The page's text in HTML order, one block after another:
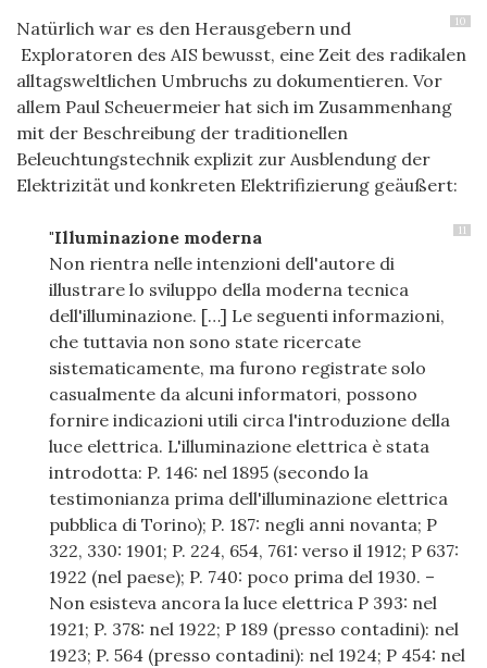
10
Natürlich war es den Herausgebern und
Exploratoren des AIS bewusst, eine Zeit des radikalen
alltagsweltlichen Umbruchs zu dokumentieren. Vor
allem Paul Scheuermeier hat sich im Zusammenhang
mit der Beschreibung der traditionellen
Beleuchtungstechnik explizit zur Ausblendung der
Elektrizität und konkreten Elektrifizierung geäußert:
11
"Illuminazione moderna
Non rientra nelle intenzioni dell'autore di
illustrare lo sviluppo della moderna tecnica
dell'illuminazione. […] Le seguenti informazioni,
che tuttavia non sono state ricercate
sistematicamente, ma furono registrate solo
casualmente da alcuni informatori, possono
fornire indicazioni utili circa l'introduzione della
luce elettrica. L'illuminazione elettrica è stata
introdotta: P. 146: nel 1895 (secondo la
testimonianza prima dell'illuminazione elettrica
pubblica di Torino); P. 187: negli anni novanta; P
322, 330: 1901; P. 224, 654, 761: verso il 1912; P 637:
1922 (nel paese); P. 740: poco prima del 1930. –
Non esisteva ancora la luce elettrica P 393: nel
1921; P. 378: nel 1922; P 189 (presso contadini): nel
1923; P. 564 (presso contadini): nel 1924; P 454: nel